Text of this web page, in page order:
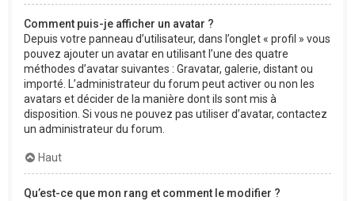
Comment puis-je afficher un avatar ?
Depuis votre panneau d’utilisateur, dans l’onglet « profil » vous
pouvez ajouter un avatar en utilisant l’une des quatre
méthodes d’avatar suivantes : Gravatar, galerie, distant ou
importé. L’administrateur du forum peut activer ou non les
avatars et décider de la manière dont ils sont mis à
disposition. Si vous ne pouvez pas utiliser d’avatar, contactez
un administrateur du forum.
Haut
Qu’est-ce que mon rang et comment le modifier ?